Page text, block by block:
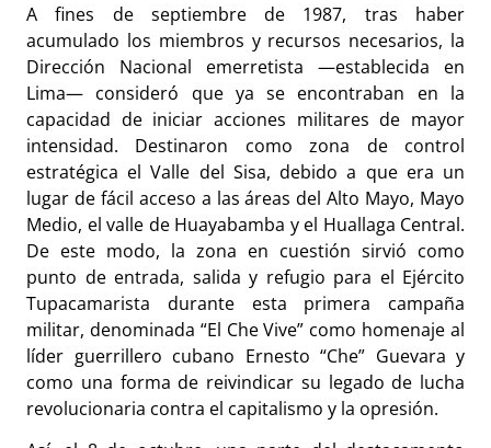
A fines de septiembre de 1987, tras haber
acumulado los miembros y recursos necesarios, la
Dirección Nacional emerretista —establecida en
Lima— consideró que ya se encontraban en la
capacidad de iniciar acciones militares de mayor
intensidad. Destinaron como zona de control
estratégica el Valle del Sisa, debido a que era un
lugar de fácil acceso a las áreas del Alto Mayo, Mayo
Medio, el valle de Huayabamba y el Huallaga Central.
De este modo, la zona en cuestión sirvió como
punto de entrada, salida y refugio para el Ejército
Tupacamarista durante esta primera campaña
militar, denominada “El Che Vive” como homenaje al
líder guerrillero cubano Ernesto “Che” Guevara y
como una forma de reivindicar su legado de lucha
revolucionaria contra el capitalismo y la opresión.